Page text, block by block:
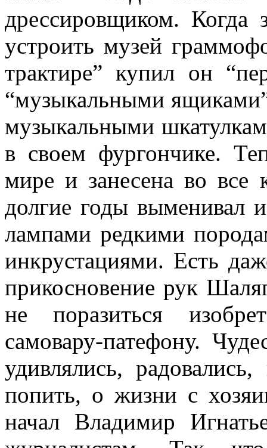
дрессировщиком. Когда
устроить музей
трактире” купил он
“музыкальными
музыкальными
в своем фургончике.
мире и занесена во все
долгие годы выменивал
лампами редкими
инкрустациями. Есть
прикосновение рук
не поразиться
самовару-патефону.
удивлялись,
попить, о жизни с
начал Владимир